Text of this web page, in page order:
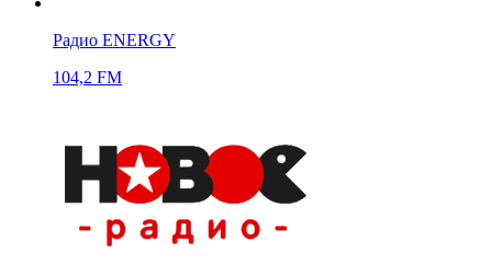
Радио ENERGY
104,2 FM